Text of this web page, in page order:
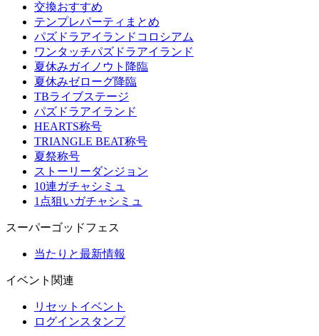
交換おすすめ
テンプレパーティまとめ
パズドラアイランドコロシアム
ワンタッチパズドラアイランド
夏休みガイノウト降臨
夏休みゼローグ降臨
TBライブステージ
パズドラアイランド
HEARTS称号
TRIANGLE BEAT称号
夏祭称号
ストーリーダンジョン
10連ガチャシミュ
1点狙いガチャシミュ
スーパーゴッドフェス
当たりと最新情報
イベント関連
リセットイベント
ログインスタンプ